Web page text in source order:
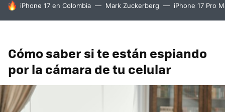
HOY SE HABLA DE
iPhone 17 en Colombia Mark Zuckerberg iPhone 17 Pro
Cómo saber si te están espiando
por la cámara de tu celular